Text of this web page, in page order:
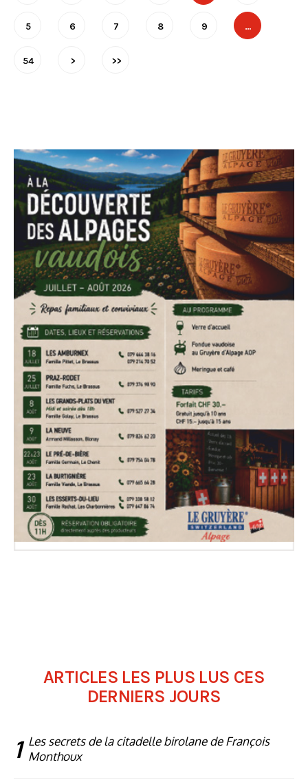
5 6 7 8 9 …
54 > >>
ARTICLES LES PLUS LUS CES
DERNIERS JOURS
1 Les secrets de la citadelle birolane de François
Monthoux